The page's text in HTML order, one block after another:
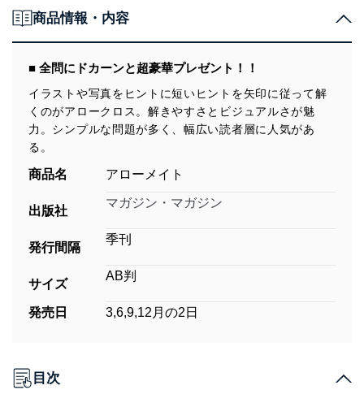
商品情報・内容
■ 全問にドカーンと超豪華プレゼント！！
イラストや写真をヒントに短いヒントを矢印に従って解
くのがアロークロス。解きやすさとビジュアルさが魅
力。シンプルな問題が多く、幅広い読者層に人気があ
る。
商品名 アローメイト
出版社
マガジン・マガジン
発行間隔
季刊
サイズ
AB判
発売日 3,6,9,12月の2日
目次